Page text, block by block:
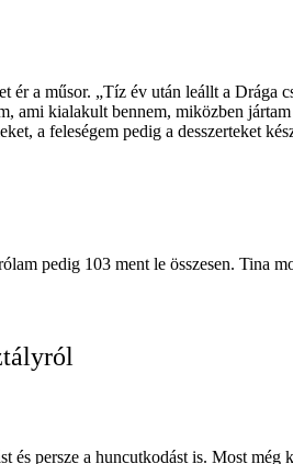
ér a műsor. „Tíz év után leállt a Drága
ami kialakult bennem, miközben
a feleségem pedig a desszerteket
pedig 103 ment le összesen. Tina
és persze a huncutkodást is. Most még